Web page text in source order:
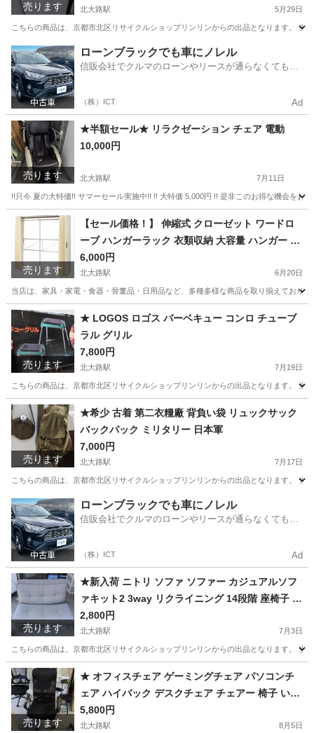
売ります 北大路駅 5月29日
こちらの商品は、京都市北区リサイクルショップリンリンからの出品となります。
京都 京都市 北大路駅 生活家電 シャープ
ローンブラックでも車にノレル
信販会社でクルマのローンやリースが通らなくてもク
（株）ICT Ad
売ります
★半額セール★ リラクゼーション チェア 電動
10,000円
北大路駅 7月11日
!!只今 夏の大特価!! サマーセール実施中!! !! 大特価 5,000円 !! 是非このお得な機会を
京都 京都市 北大路駅 家具 電動
売ります
【セール価格！】 伸縮式 クローゼット ワードロ
ーブ ハンガーラック 衣類収納 大容量 ハンガー 掛
け
6,000円
北大路駅 6月20日
当店は、家具・家電・食器・骨董品・日用品など、多種多様な商品を取り揃えており
京都 京都市 収納家具 ワードローブ
売ります
★ LOGOS ロゴス バーベキュー コンロ チューブ
ラル グリル
7,800円
北大路駅 7月19日
こちらの商品は、京都市北区リサイクルショップリンリンからの出品となります。
京都 京都市 北大路駅 家具 チューブラル
売ります
★希少 古着 第二衣糧廠 背負い袋 リュックサック
バックパック ミリタリー 日本軍
7,000円
北大路駅 7月17日
こちらの商品は、京都市北区リサイクルショップリンリンからの出品となります。
京都 京都市 北大路駅 靴/バッグ 日本軍
ローンブラックでも車にノレル
信販会社でクルマのローンやリースが通らなくてもク
（株）ICT Ad
売ります
★新入荷 ニトリ ソファ ソファー カジュアルソフ
ァキット2 3way リクライニング 14段階 座椅子 ベ
ッド ベット
2,800円
北大路駅 7月3日
こちらの商品は、京都市北区リサイクルショップリンリンからの出品となります。
京都 京都市 北大路駅 ソファ
売ります
★ オフィスチェア ゲーミングチェア パソコンチ
ェア ハイバック デスクチェア チェアー 椅子 いす
高さ調整 キャスター付き ワークチェア 回転チェ
ア pc パソコンチェア
5,800円
北大路駅 8月5日